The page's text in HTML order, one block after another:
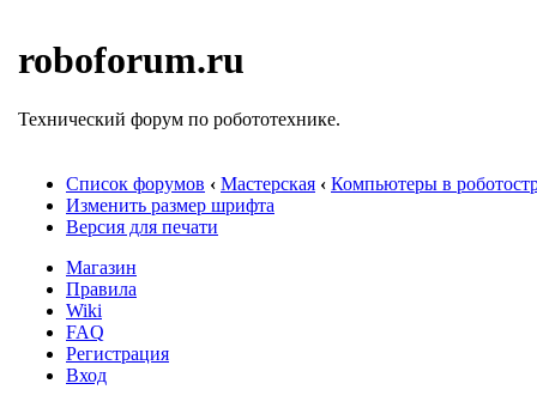
roboforum.ru
Технический форум по робототехнике.
Список форумов ‹ Мастерская ‹ Компьютеры в
Изменить размер шрифта
Версия для печати
Магазин
Правила
Wiki
FAQ
Регистрация
Вход